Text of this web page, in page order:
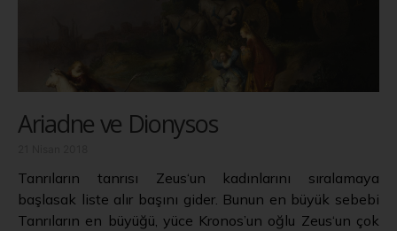
Ariadne ve Dionysos
Tanrıların tanrısı Zeus‘un kadınlarını sıralamaya
başlasak liste alır başını gider. Bunun en büyük sebebi
Tanrıların en büyüğü, yüce Kronos’un oğlu Zeus‘un çok